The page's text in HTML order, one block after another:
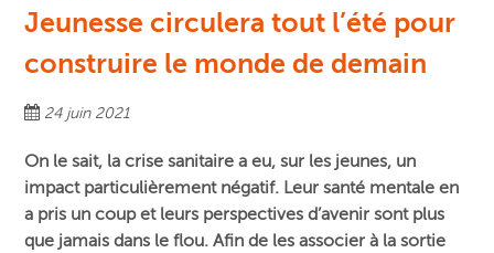
Jeunesse circulera tout l’été pour
construire le monde de demain
24 juin 2021
On le sait, la crise sanitaire a eu, sur les jeunes, un
impact particulièrement négatif. Leur santé mentale en
a pris un coup et leurs perspectives d’avenir sont plus
que jamais dans le flou. Afinde les associer à la sortie